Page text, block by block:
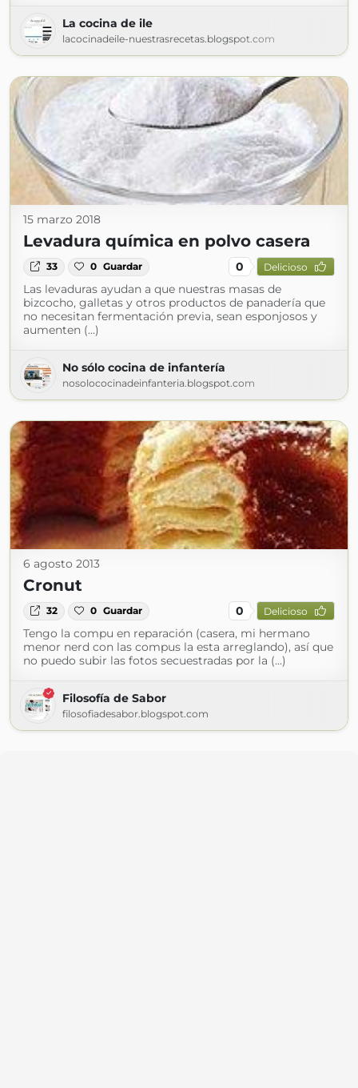
La cocina de ile
lacocinadeile-nuestrasrecetas.blogspot.com
15 marzo 2018
Levadura química en polvo casera
33 0 Guardar 0 Delicioso
Las levaduras ayudan a que nuestras masas de
bizcocho, galletas y otros productos de panadería que
no necesitan fermentación previa, sean esponjosos y
aumenten (...)
No sólo cocina de infantería
nosolococinadeinfanteria.blogspot.com
6 agosto 2013
Cronut
32 0 Guardar 0 Delicioso
Tengo la compu en reparación (casera, mi hermano
menor nerd con las compus la esta arreglando), así que
no puedo subir las fotos secuestradas por la (...)
Filosofía de Sabor
filosofiadesabor.blogspot.com